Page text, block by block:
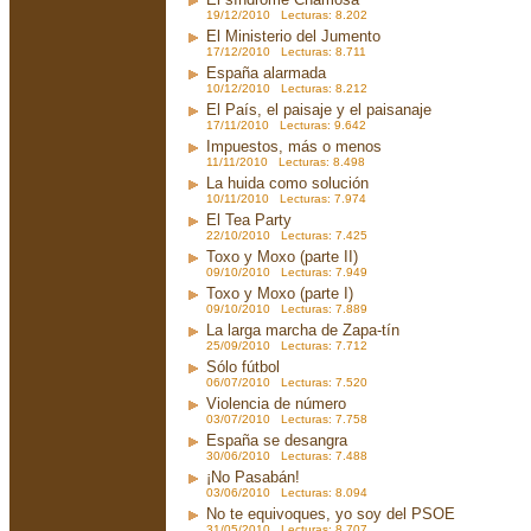
19/12/2010 Lecturas: 8.202
El Ministerio del Jumento
17/12/2010 Lecturas: 8.711
España alarmada
10/12/2010 Lecturas: 8.212
El País, el paisaje y el paisanaje
17/11/2010 Lecturas: 9.642
Impuestos, más o menos
11/11/2010 Lecturas: 8.498
La huida como solución
10/11/2010 Lecturas: 7.974
El Tea Party
22/10/2010 Lecturas: 7.425
Toxo y Moxo (parte II)
09/10/2010 Lecturas: 7.949
Toxo y Moxo (parte I)
09/10/2010 Lecturas: 7.889
La larga marcha de Zapa-tín
25/09/2010 Lecturas: 7.712
Sólo fútbol
06/07/2010 Lecturas: 7.520
Violencia de número
03/07/2010 Lecturas: 7.758
España se desangra
30/06/2010 Lecturas: 7.488
¡No Pasabán!
03/06/2010 Lecturas: 8.094
No te equivoques, yo soy del PSOE